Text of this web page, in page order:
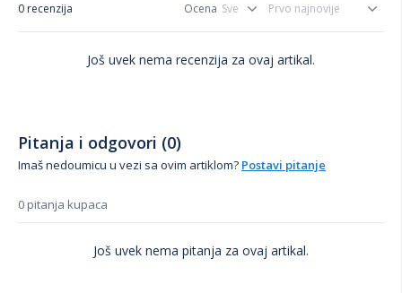
0 recenzija Ocena
Još uvek nema recenzija za ovaj artikal.
Pitanja i odgovori (0)
Imaš nedoumicu u vezi sa ovim artiklom? Postavi pitanje
0 pitanja kupaca
Još uvek nema pitanja za ovaj artikal.